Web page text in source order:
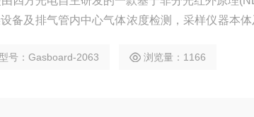
备及排气管内中心气体浓度检测，采样仪器本
RS485对外通讯及浓度超限报警输出功能，能
号：Gasboard-2063 浏览量：1166